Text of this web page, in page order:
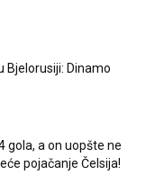
Bjelorusiji: Dinamo
gola, a on uopšte ne
pojačanje Čelsija!